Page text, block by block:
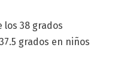
los 38 grados
grados en niños